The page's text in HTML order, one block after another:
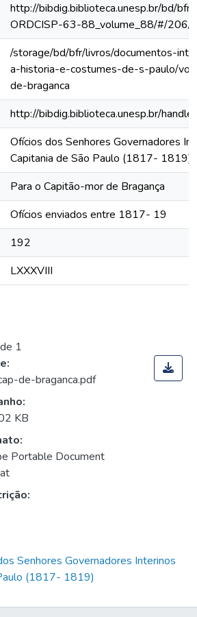
http://bibdig.biblioteca.unesp.br/bd/
ORDCISP-63-88_volume_88/#/206/
/storage/bd/bfr/livros/documentos-
a-historia-e-costumes-de-s-paulo/
de-braganca
http://bibdig.biblioteca.unesp.br/
Ofícios dos Senhores Governadores
Capitania de São Paulo (1817- 1819)
Para o Capitão-mor de Bragança
Ofícios enviados entre 1817- 19
192
LXXXVIII
1
de-braganca.pdf
KB
Portable Document
Senhores Governadores Interinos
(1817- 1819)